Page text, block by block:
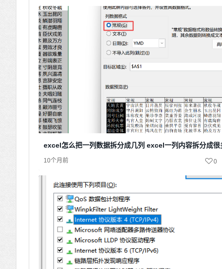
excel怎么把一列数据拆分成几列 excel一列内容拆分成很
10个月前 0